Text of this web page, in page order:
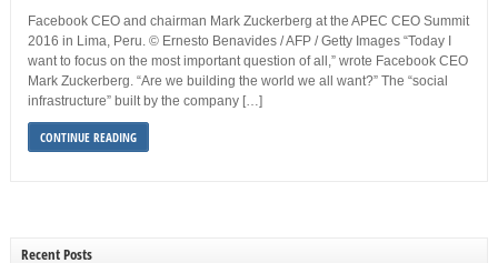
Facebook CEO and chairman Mark Zuckerberg at the APEC CEO Summit
2016 in Lima, Peru. © Ernesto Benavides / AFP / Getty Images “Today I
want to focus on the most important question of all,” wrote Facebook CEO
Mark Zuckerberg. “Are we building the world we all want?” The “social
infrastructure” built by the company […]
CONTINUE READING
Recent Posts